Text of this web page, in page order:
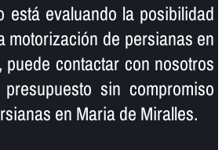
está evaluando la posibilidad
motorización de persianas en
contactar con nosotros
sin compromiso
en Maria de Miralles.